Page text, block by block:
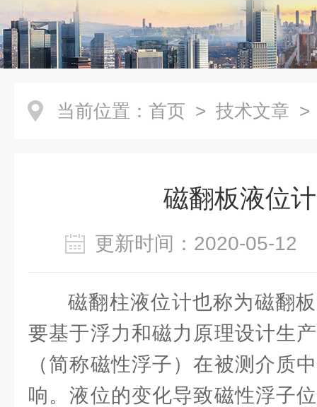
当前位置： 首页 > 技术文章 >
磁翻板液位
更新时间：2020-05-
磁翻柱液位计也称为磁翻
要基于浮力和磁力原理设计生
（简称磁性浮子）在被测介质
响。液位的变化导致磁性浮子